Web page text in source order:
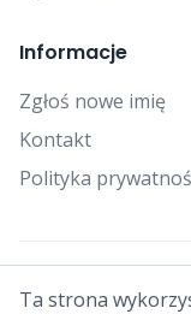
Informacje
Zgłoś nowe imię
Kontakt
Polityka
© 2025 Falcon
Ta strona